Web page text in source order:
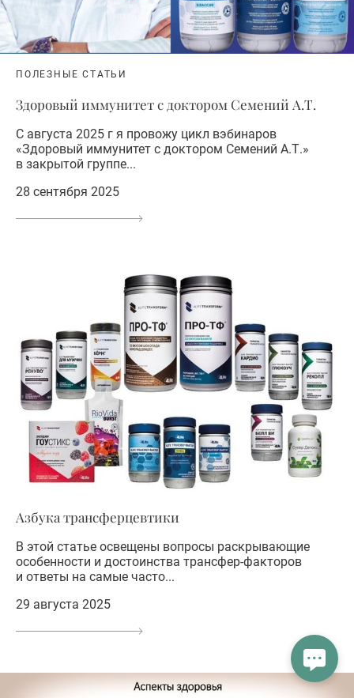
ПОЛЕЗНЫЕ СТАТЬИ
Здоровый иммунитет с доктором Семений А.Т.
С августа 2025 г я провожу цикл вэбинаров
«Здоровый иммунитет с доктором Семений А.Т.»
в закрытой группе...
28 сентября 2025
Азбука трансферцевтики
В этой статье освещены вопросы раскрывающие
особенности и достоинства трансфер-факторов
и ответы на самые часто...
29 августа 2025